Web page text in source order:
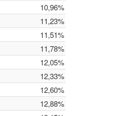
10,96%
11,23%
11,51%
11,78%
12,05%
12,33%
12,60%
12,88%